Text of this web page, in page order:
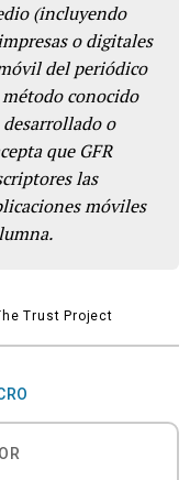
(incluyendo
o digitales
del periódico
conocido
o
que GFR
las
móviles